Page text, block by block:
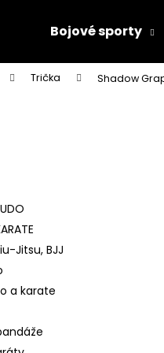
Bojové sporty
Trička Shadow
Jitsu, BJJ
a karate
JUDO MIFUNE